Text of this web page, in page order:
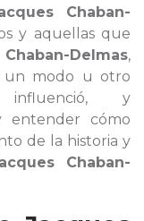
Chaban-
y aquellas que
Delmas,
un modo u otro
y
entender cómo
de la historia y
Chaban-